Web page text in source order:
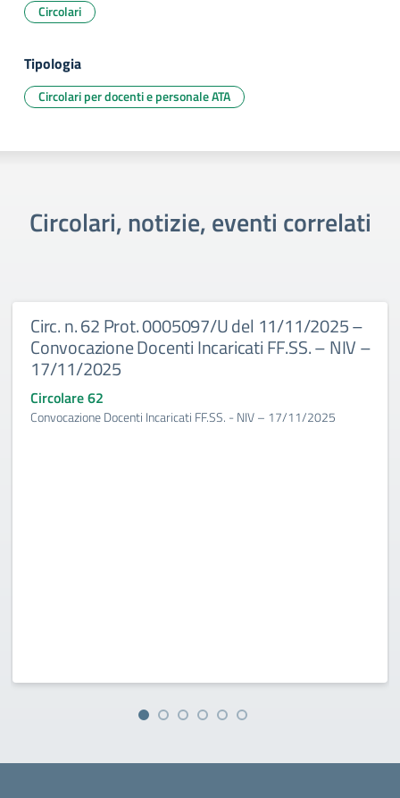
Circolari
Tipologia
Circolari per docenti e personale ATA
Circolari, notizie, eventi correlati
Circ. n. 62 Prot. 0005097/U del 11/11/2025 –
Convocazione Docenti Incaricati FF.SS. – NIV –
17/11/2025
Circolare 62
Convocazione Docenti Incaricati FF.SS. - NIV – 17/11/2025